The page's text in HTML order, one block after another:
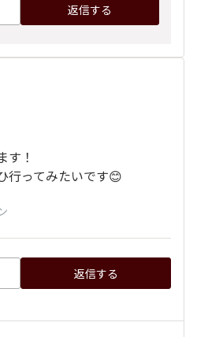
返信する
す！
行ってみたいです😊
返信する